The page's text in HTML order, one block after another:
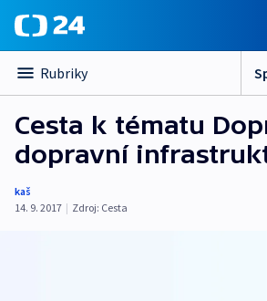
Rubriky
Cesta k tématu
dopravní
kaš
14. 9. 2017 | Zdroj: Cesta